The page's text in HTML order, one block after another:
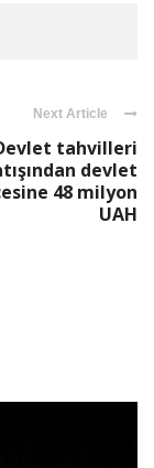
Next Article
tahvilleri
devlet
48 milyon
UAH